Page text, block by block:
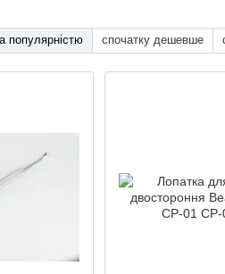
популярністю спочатку дешевше